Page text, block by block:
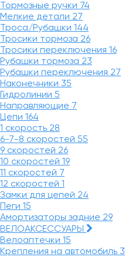
Тормозные ручки 74
Мелкие детали 27
Троса/Рубашки 144
Тросики тормоза 26
Тросики переключения 16
Рубашки тормоза 23
Рубашки переключения 27
Наконечники 35
Гидролинии 5
Направляющие 7
Цепи 164
1 скорость 28
6-7-8 скоростей 55
9 скоростей 26
10 скоростей 19
11 скоростей 7
12 скоростей 1
Замки для цепей 24
Пеги 15
Амортизаторы задние 29
ВЕЛОАКСЕССУАРЫ
Велоаптечки 15
Крепления на автомобиль 3